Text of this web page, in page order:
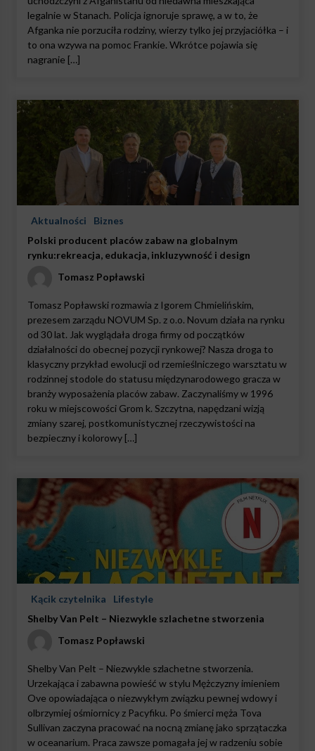
legalnie w Stanach. Policja ignoruje sprawę, a w to, że
Afganka nie porzuciła rodziny, wierzy tylko jej przyjaciółka – i
to ona wzywa na pomoc Frankie. Wkrótce pojawia się
nagranie […]
Aktualności
Biznes
Polski producent placów zabaw na globalnym
rynku:rekreacja, edukacja, inkluzywność i design
Tomasz Popławski
Tomasz Popławski rozmawia z Igorem Chmielińskim,
prezesem zarządu NOVUM Sp. z o.o. Novum działa na rynku
od 30 lat. Jak wyglądała droga firmy od początków
działalności do obecnej pozycji rynkowej? Nasza droga to
klasyczny przykład ewolucji od rzemieślniczego warsztatu w
rodzinnej stodole do statusu międzynarodowego gracza w
branży wyposażenia placów zabaw. Zaczynaliśmy w 1996
roku w miejscowości Grom k. Szczytna, napędzani wizją
zmiany szarej, postkomunistycznej rzeczywistości na
bezpieczny i kolorowy […]
Kącik czytelnika
Lifestyle
Shelby Van Pelt – Niezwykle szlachetne stworzenia
Tomasz Popławski
Shelby Van Pelt – Niezwykle szlachetne stworzenia.
Urzekająca i zabawna powieść w stylu Mężczyzny imieniem
Ove opowiadająca o niezwykłym związku pewnej wdowy i
olbrzymiej ośmiornicy z Pacyfiku. Po śmierci męża Tova
Sullivan zaczyna pracować na nocną zmianę jako sprzątaczka
w oceanarium. Praca zawsze pomagała jej w radzeniu sobie